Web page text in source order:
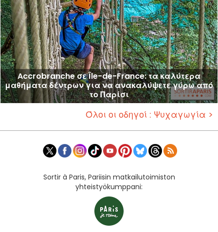
Accrobranche σε Île-de-France: τα καλύτερα
μαθήματα δέντρων για να ανακαλύψετε γύρω από
το Παρίσι
Όλοι οι οδηγοί : Ψυχαγωγία >
Sortir à Paris, Pariisin matkailutoimiston
yhteistyökumppani: